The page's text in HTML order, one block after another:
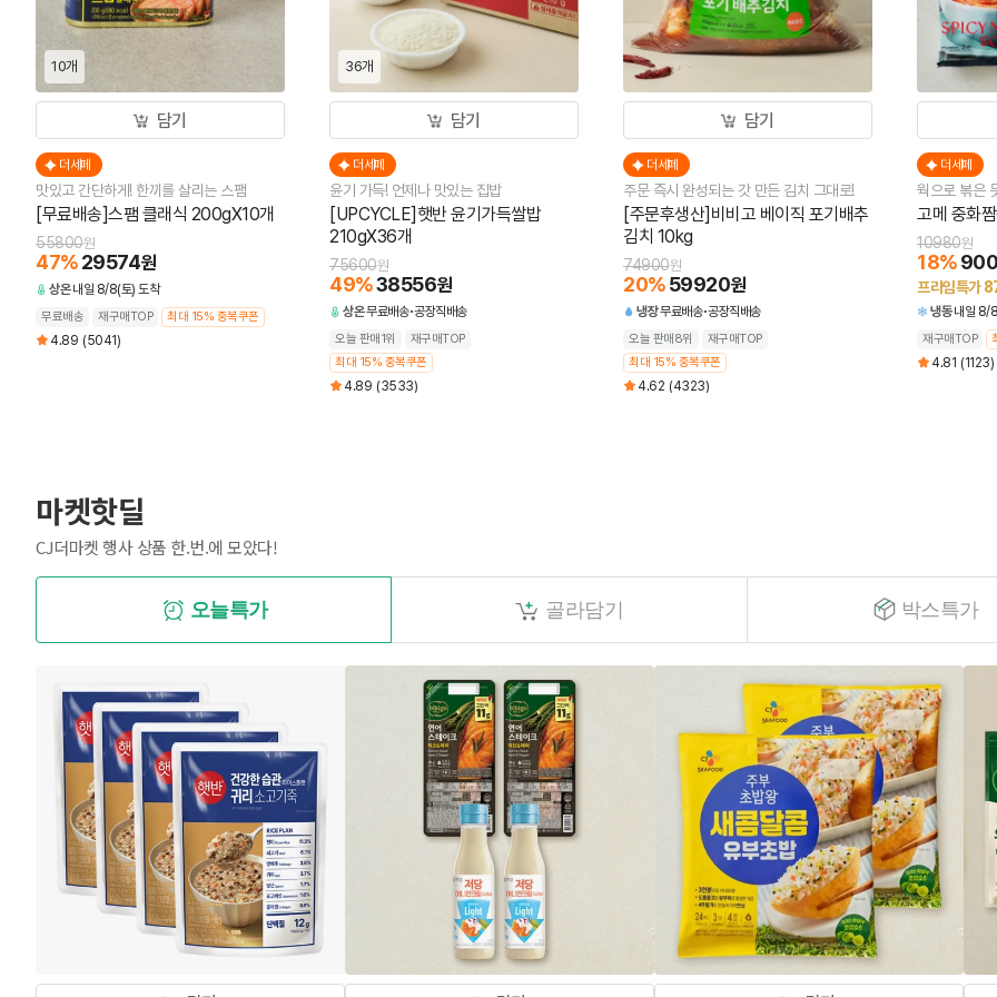
10개
담기
더세페
맛있고 간단하게! 한끼를 살리는 스팸
[무료배송]스팸 클래식 200gX10개
47%29574원
55800원
상온 내일 8/8(토) 도착
무료배송 재구매TOP 최대 15% 중복쿠폰
4.89 (5041)
36개
담기
더세페
윤기 가득! 언제나 맛있는 집밥
[UPCYCLE]햇반 윤기가득쌀밥
210gX36개
49%38556원
75600원
상온무료배송 공장직배송
오늘 판매1위
재구매TOP
최대 15% 중복쿠폰
4.89 (3533)
담기
더세페
주문 즉시 완성되는 갓 만든 김치 그대로!
[주문후생산]비비고 베이직 포기배추
김치 10kg
20%59920원
74900원
냉장무료배송 공장직배송
오늘 판매8위
재구매TOP
최대 15% 중복쿠폰
4.62 (4323)
더세페
웍으로 볶은
고메 중화
18%
10980원
프라임특가
냉동 내일 8/
재구매TOP
4.81 (1123)
마켓핫딜
CJ더마켓 행사 상품 한.번.에 모았다!
오늘특가 골라담기 박스특가